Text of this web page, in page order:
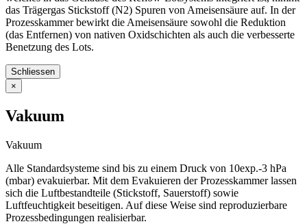
das Trägergas Stickstoff (N2) Spuren von Ameisensäure auf. In der
Prozesskammer bewirkt die Ameisensäure sowohl die Reduktion
(das Entfernen) von nativen Oxidschichten als auch die verbesserte
Benetzung des Lots.
Schliessen
×
Vakuum
Vakuum
Alle Standardsysteme sind bis zu einem Druck von 10exp.-3 hPa
(mbar) evakuierbar. Mit dem Evakuieren der Prozesskammer lassen
sich die Luftbestandteile (Stickstoff, Sauerstoff) sowie
Luftfeuchtigkeit beseitigen. Auf diese Weise sind reproduzierbare
Prozessbedingungen realisierbar.